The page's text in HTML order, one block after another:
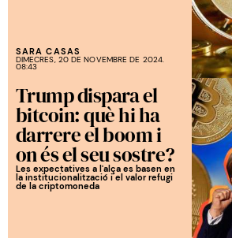
SARA CASAS
DIMECRES, 20 DE NOVEMBRE DE 2024.
08:43
Trump dispara el
bitcoin: què hi ha
darrere el boom i
on és el seu sostre?
Les expectatives a l'alça es basen en
la institucionalització i el valor refugi
de la criptomoneda